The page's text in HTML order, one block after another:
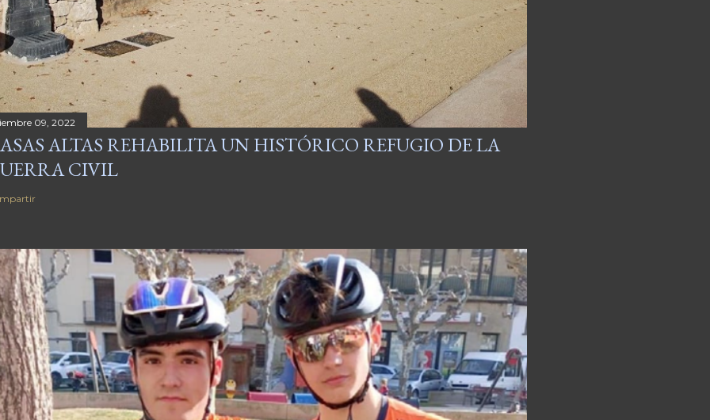
09, 2022
ALTAS REHABILITA UN HISTÓRICO REFUGIO DE LA
CIVIL